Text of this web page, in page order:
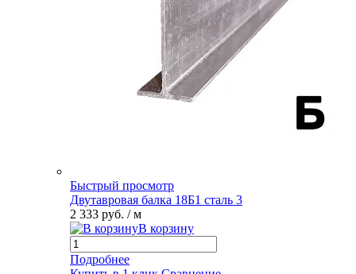
Быстрый просмотр
Двутавровая балка 18Б1 сталь 3
2 333 руб. / м
В корзину
Подробнее